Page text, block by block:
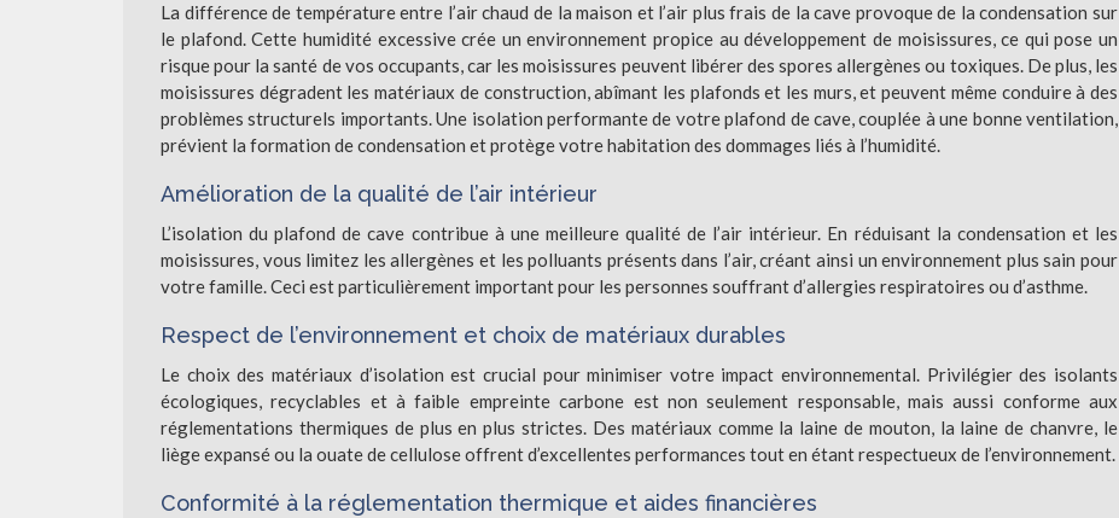
La différence de température entre l’air chaud de la maison et l’air plus frais de la cave provoque de la condensation sur
le plafond. Cette humidité excessive crée un environnement propice au développement de moisissures, ce qui pose un
risque pour la santé de vos occupants, car les moisissures peuvent libérer des spores allergènes ou toxiques. De plus, les
moisissures dégradent les matériaux de construction, abîmant les plafonds et les murs, et peuvent même conduire à des
problèmes structurels importants. Une isolation performante de votre plafond de cave, couplée à une bonne ventilation,
prévient la formation de condensation et protège votre habitation des dommages liés à l’humidité.
Amélioration de la qualité de l’air intérieur
L’isolation du plafond de cave contribue à une meilleure qualité de l’air intérieur. En réduisant la condensation et les
moisissures, vous limitez les allergènes et les polluants présents dans l’air, créant ainsi un environnement plus sain pour
votre famille. Ceci est particulièrement important pour les personnes souffrant d’allergies respiratoires ou d’asthme.
Respect de l’environnement et choix de matériaux durables
Le choix des matériaux d’isolation est crucial pour minimiser votre impact environnemental. Privilégier des isolants
écologiques, recyclables et à faible empreinte carbone est non seulement responsable, mais aussi conforme aux
réglementations thermiques de plus en plus strictes. Des matériaux comme la laine de mouton, la laine de chanvre, le
liège expansé ou la ouate de cellulose offrent d’excellentes performances tout en étant respectueux de l’environnement.
Conformité à la réglementation thermique et aides financières